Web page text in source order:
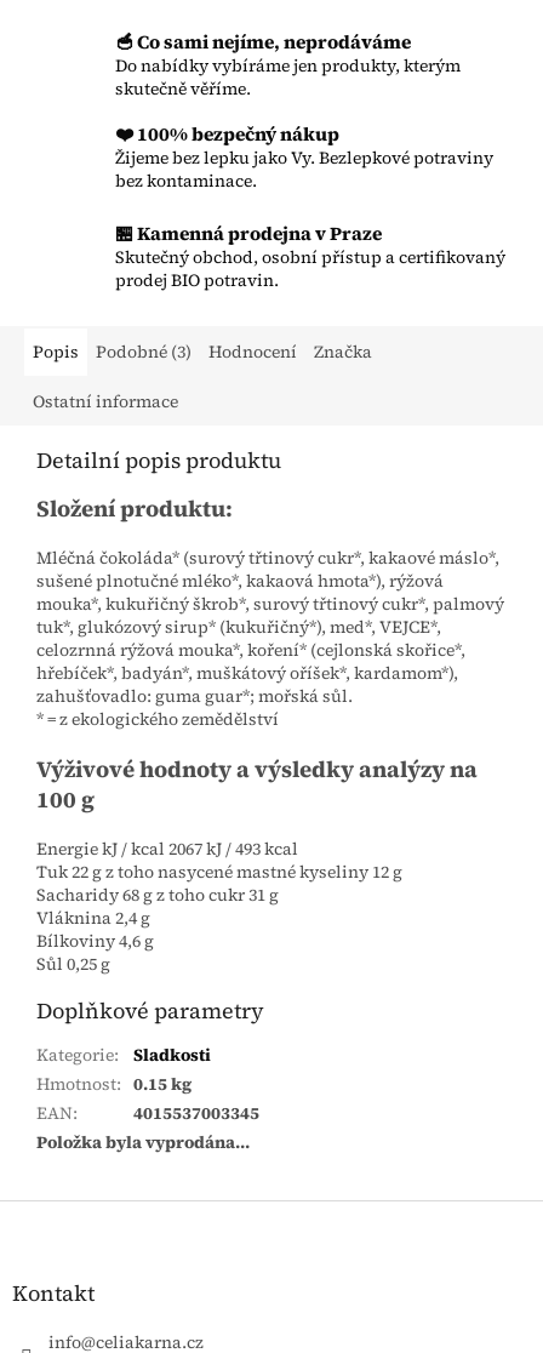
🥣 Co sami nejíme, neprodáváme
Do nabídky vybíráme jen produkty, kterým
skutečně věříme.
❤️ 100% bezpečný nákup
Žijeme bez lepku jako Vy. Bezlepkové potraviny
bez kontaminace.
🏪 Kamenná prodejna v Praze
Skutečný obchod, osobní přístup a certifikovaný
prodej BIO potravin.
Popis Podobné (3) Hodnocení Značka
Ostatní informace
Detailní popis produktu
Složení produktu:
Mléčná čokoláda* (surový třtinový cukr*, kakaové máslo*,
sušené plnotučné mléko*, kakaová hmota*), rýžová
mouka*, kukuřičný škrob*, surový třtinový cukr*, palmový
tuk*, glukózový sirup* (kukuřičný*), med*, VEJCE*,
celozrnná rýžová mouka*, koření* (cejlonská skořice*,
hřebíček*, badyán*, muškátový oříšek*, kardamom*),
zahušťovadlo: guma guar*; mořská sůl.
* = z ekologického zemědělství
Výživové hodnoty a výsledky analýzy na
100 g
Energie kJ / kcal 2067 kJ / 493 kcal
Tuk 22 g z toho nasycené mastné kyseliny 12 g
Sacharidy 68 g z toho cukr 31 g
Vláknina 2,4 g
Bílkoviny 4,6 g
Sůl 0,25 g
Doplňkové parametry
Kategorie:
Sladkosti
Hmotnost: 0.15 kg
EAN:
4015537003345
Položka byla vyprodána…
Zápatí
Kontakt
info@celiakarna.cz